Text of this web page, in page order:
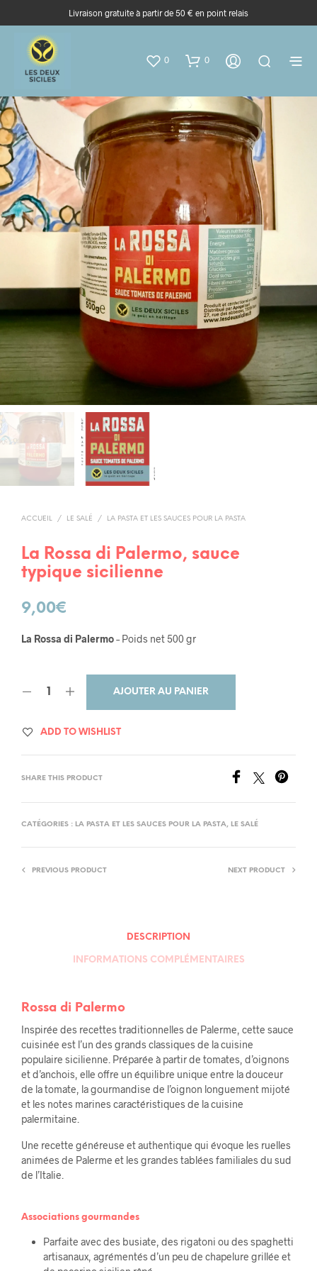
Livraison gratuite à partir de 50 € en point relais
0 0
ACCUEIL / LE SALÉ / LA PASTA ET LES SAUCES POUR LA PASTA
La Rossa di Palermo, sauce
typique sicilienne
9,00€
La Rossa di Palermo– Poids net 500 gr
AJOUTER AU PANIER
ADD TO WISHLIST
SHARE THIS PRODUCT
CATÉGORIES : LA PASTA ET LES SAUCES POUR LA PASTA, LE SALÉ
PREVIOUS PRODUCT NEXT PRODUCT
DESCRIPTION
INFORMATIONS COMPLÉMENTAIRES
Rossa di Palermo
Inspirée des recettes traditionnelles de Palerme, cette sauce
cuisinée est l’un des grands classiques de la cuisine
populaire sicilienne. Préparée à partir de tomates, d’oignons
et d’anchois, elle offre un équilibre unique entre la douceur
de la tomate, la gourmandise de l’oignon longuement mijoté
et les notes marines caractéristiques de la cuisine
palermitaine.
Une recette généreuse et authentique qui évoque les ruelles
animées de Palerme et les grandes tablées familiales du sud
de l’Italie.
Associations gourmandes
Parfaite avec des busiate, des rigatoni ou des spaghetti
artisanaux, agrémentés d’un peu de chapelure grillée et